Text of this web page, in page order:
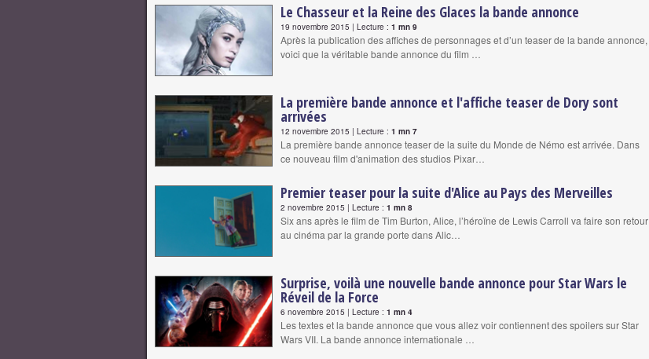
Le Chasseur et la Reine des Glaces la bande annonce
19 novembre 2015 | Lecture : 1 mn 9
Après la publication des affiches de personnages et d’un teaser de la bande annonce,
voici que la véritable bande annonce du film …
La première bande annonce et l'affiche teaser de Dory sont
arrivées
12 novembre 2015 | Lecture : 1 mn 7
La première bande annonce teaser de la suite du Monde de Némo est arrivée. Dans
ce nouveau film d'animation des studios Pixar…
Premier teaser pour la suite d'Alice au Pays des Merveilles
2 novembre 2015 | Lecture : 1 mn 8
Six ans après le film de Tim Burton, Alice, l’héroïne de Lewis Carroll va faire son retour
au cinéma par la grande porte dans Alic…
Surprise, voilà une nouvelle bande annonce pour Star Wars le
Réveil de la Force
6 novembre 2015 | Lecture : 1 mn 4
Les textes et la bande annonce que vous allez voir contiennent des spoilers sur Star
Wars VII. La bande annonce internationale …